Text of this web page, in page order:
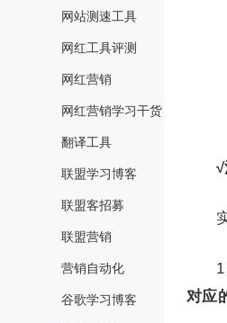
网站测速工具
网红工具评测
网红营销
网红营销学习干货
翻译工具
联盟学习博客
联盟客招募
联盟营销
营销自动化
谷歌学习博客
对应